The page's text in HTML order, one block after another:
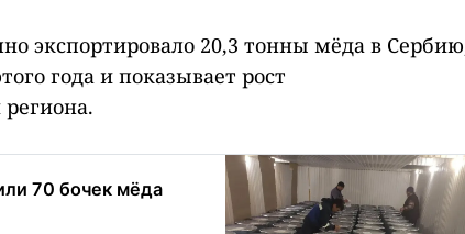
экспортировало 20,3 тонны мёда в
года и показывает рост
70 бочек мёда